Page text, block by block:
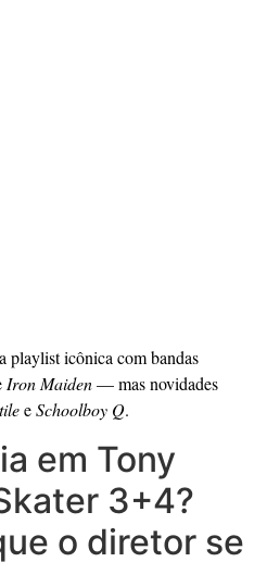
playlist icônica com bandas
Iron Maiden— mas novidades
eSchoolboy Q.
em Tony
3+4?
o diretor se